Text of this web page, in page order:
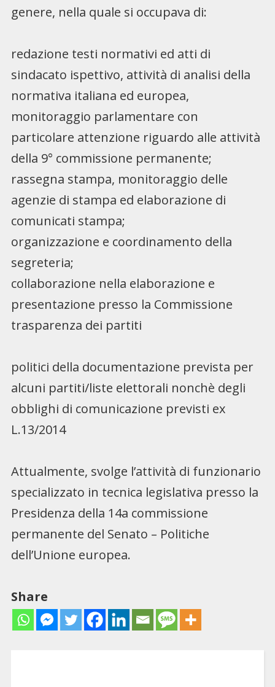
genere, nella quale si occupava di:
redazione testi normativi ed atti di
sindacato ispettivo, attività di analisi della
normativa italiana ed europea,
monitoraggio parlamentare con
particolare attenzione riguardo alle attività
della 9° commissione permanente;
rassegna stampa, monitoraggio delle
agenzie di stampa ed elaborazione di
comunicati stampa;
organizzazione e coordinamento della
segreteria;
collaborazione nella elaborazione e
presentazione presso la Commissione
trasparenza dei partiti
politici della documentazione prevista per
alcuni partiti/liste elettorali nonchè degli
obblighi di comunicazione previsti ex
L.13/2014
Attualmente, svolge l’attività di funzionario
specializzato in tecnica legislativa presso la
Presidenza della 14a commissione
permanente del Senato – Politiche
dell’Unione europea.
Share